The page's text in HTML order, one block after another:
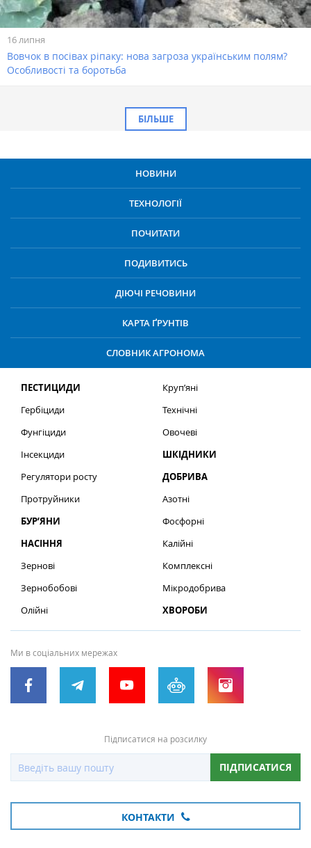
16 липня
Вовчок в посівах ріпаку: нова загроза українським полям?
Особливості та боротьба
БІЛЬШЕ
НОВИНИ
ТЕХНОЛОГІЇ
ПОЧИТАТИ
ПОДИВИТИСЬ
ДІЮЧІ РЕЧОВИНИ
КАРТА ҐРУНТІВ
СЛОВНИК АГРОНОМА
ПЕСТИЦИДИ
Гербіциди
Фунгіциди
Інсекциди
Регулятори росту
Протруйники
БУР’ЯНИ
НАСІННЯ
Зернові
Зернобобові
Олійні
Круп’яні
Технічні
Овочеві
ШКІДНИКИ
ДОБРИВА
Азотні
Фосфорні
Калійні
Комплексні
Мікродобрива
ХВОРОБИ
Ми в соціальних мережах
Підписатися на розсилку
ПІДПИСАТИСЯ
КОНТАКТИ